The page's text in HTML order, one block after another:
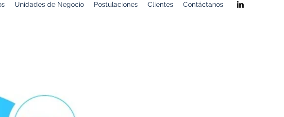
Unidades de Negocio Postulaciones Clientes Contáctanos